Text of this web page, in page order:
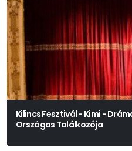
Kilincs Fesztivál - Kimi -
Országos Találkozója